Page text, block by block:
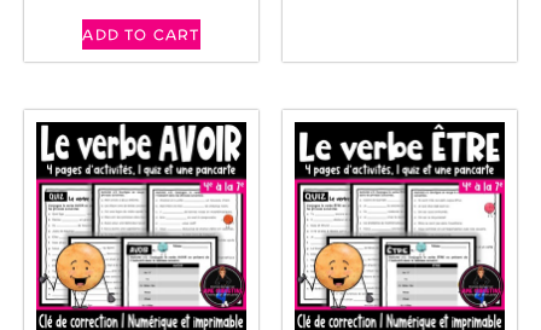
ADD TO CART